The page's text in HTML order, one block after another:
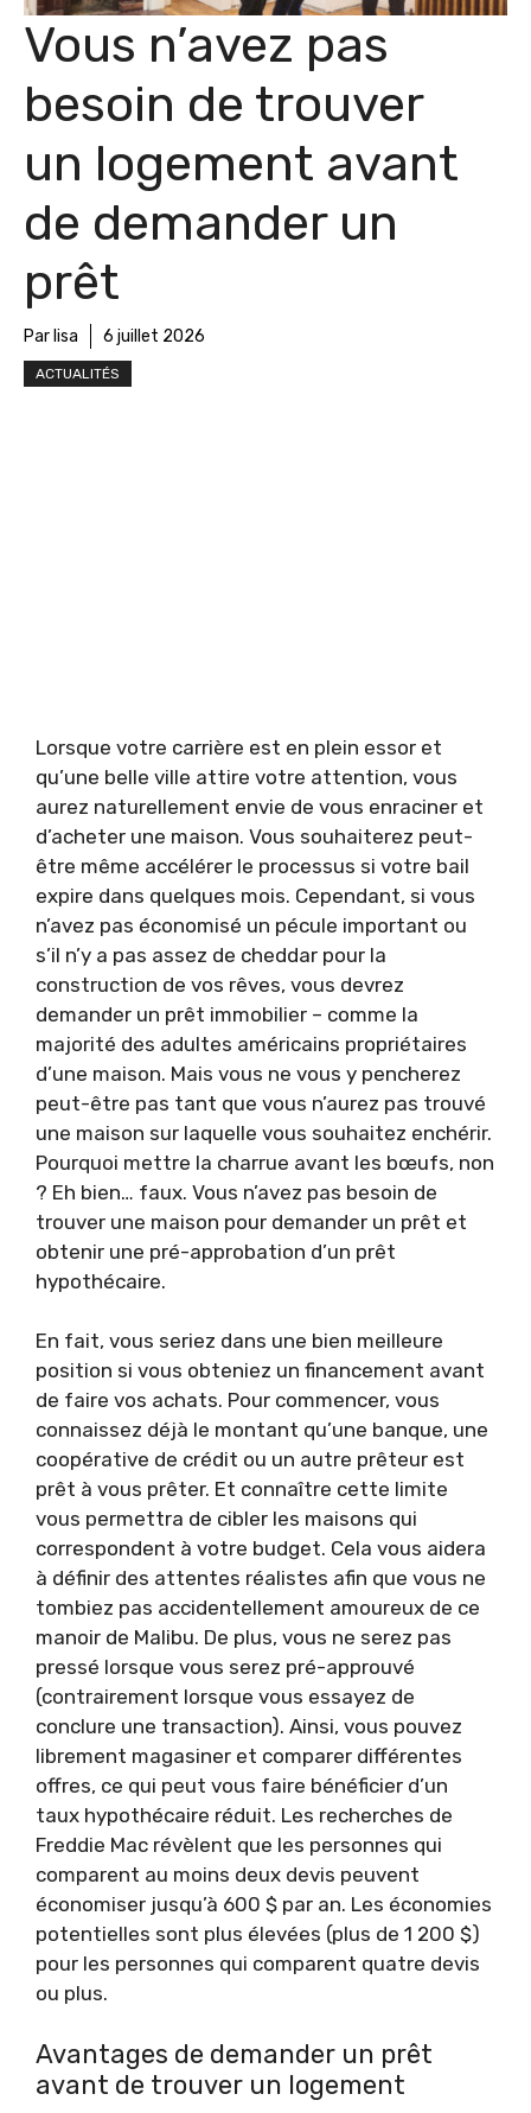
Vous n’avez pas
besoin de trouver
un logement avant
de demander un
prêt
Par lisa 6 juillet 2026
ACTUALITÉS
Lorsque votre carrière est en plein essor et
qu’une belle ville attire votre attention, vous
aurez naturellement envie de vous enraciner et
d’acheter une maison. Vous souhaiterez peut-
être même accélérer le processus si votre bail
expire dans quelques mois. Cependant, si vous
n’avez pas économisé un pécule important ou
s’il n’y a pas assez de cheddar pour la
construction de vos rêves, vous devrez
demander un prêt immobilier – comme la
majorité des adultes américains propriétaires
d’une maison. Mais vous ne vous y pencherez
peut-être pas tant que vous n’aurez pas trouvé
une maison sur laquelle vous souhaitez enchérir.
Pourquoi mettre la charrue avant les bœufs, non
? Eh bien… faux. Vous n’avez pas besoin de
trouver une maison pour demander un prêt et
obtenir une pré-approbation d’un prêt
hypothécaire.
En fait, vous seriez dans une bien meilleure
position si vous obteniez un financement avant
de faire vos achats. Pour commencer, vous
connaissez déjà le montant qu’une banque, une
coopérative de crédit ou un autre prêteur est
prêt à vous prêter. Et connaître cette limite
vous permettra de cibler les maisons qui
correspondent à votre budget. Cela vous aidera
à définir des attentes réalistes afin que vous ne
tombiez pas accidentellement amoureux de ce
manoir de Malibu. De plus, vous ne serez pas
pressé lorsque vous serez pré-approuvé
(contrairement lorsque vous essayez de
conclure une transaction). Ainsi, vous pouvez
librement magasiner et comparer différentes
offres, ce qui peut vous faire bénéficier d’un
taux hypothécaire réduit. Les recherches de
Freddie Mac révèlent que les personnes qui
comparent au moins deux devis peuvent
économiser jusqu’à 600 $ par an. Les économies
potentielles sont plus élevées (plus de 1 200 $)
pour les personnes qui comparent quatre devis
ou plus.
Avantages de demander un prêt
avant de trouver un logement